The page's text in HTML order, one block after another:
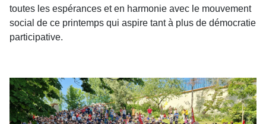
toutes les espérances et en harmonie avec le mouvement
social de ce printemps qui aspire tant à plus de démocratie
participative.